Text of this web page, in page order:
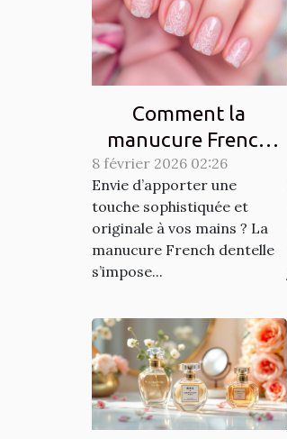
Comment la
manucure French
dentelle transforme-
t-elle votre style ?
8 février 2026 02:26
Envie d’apporter une
touche sophistiquée et
originale à vos mains ? La
manucure French dentelle
s’impose...